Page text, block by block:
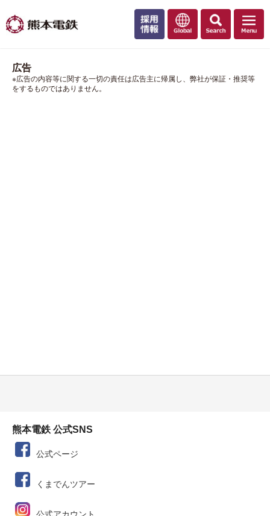
広告
※広告の内容等に関する一切の責任は広告主に帰属し、弊社が保証・推奨等
をするものではありません。
熊本電鉄 公式SNS
公式ページ
くまでんツアー